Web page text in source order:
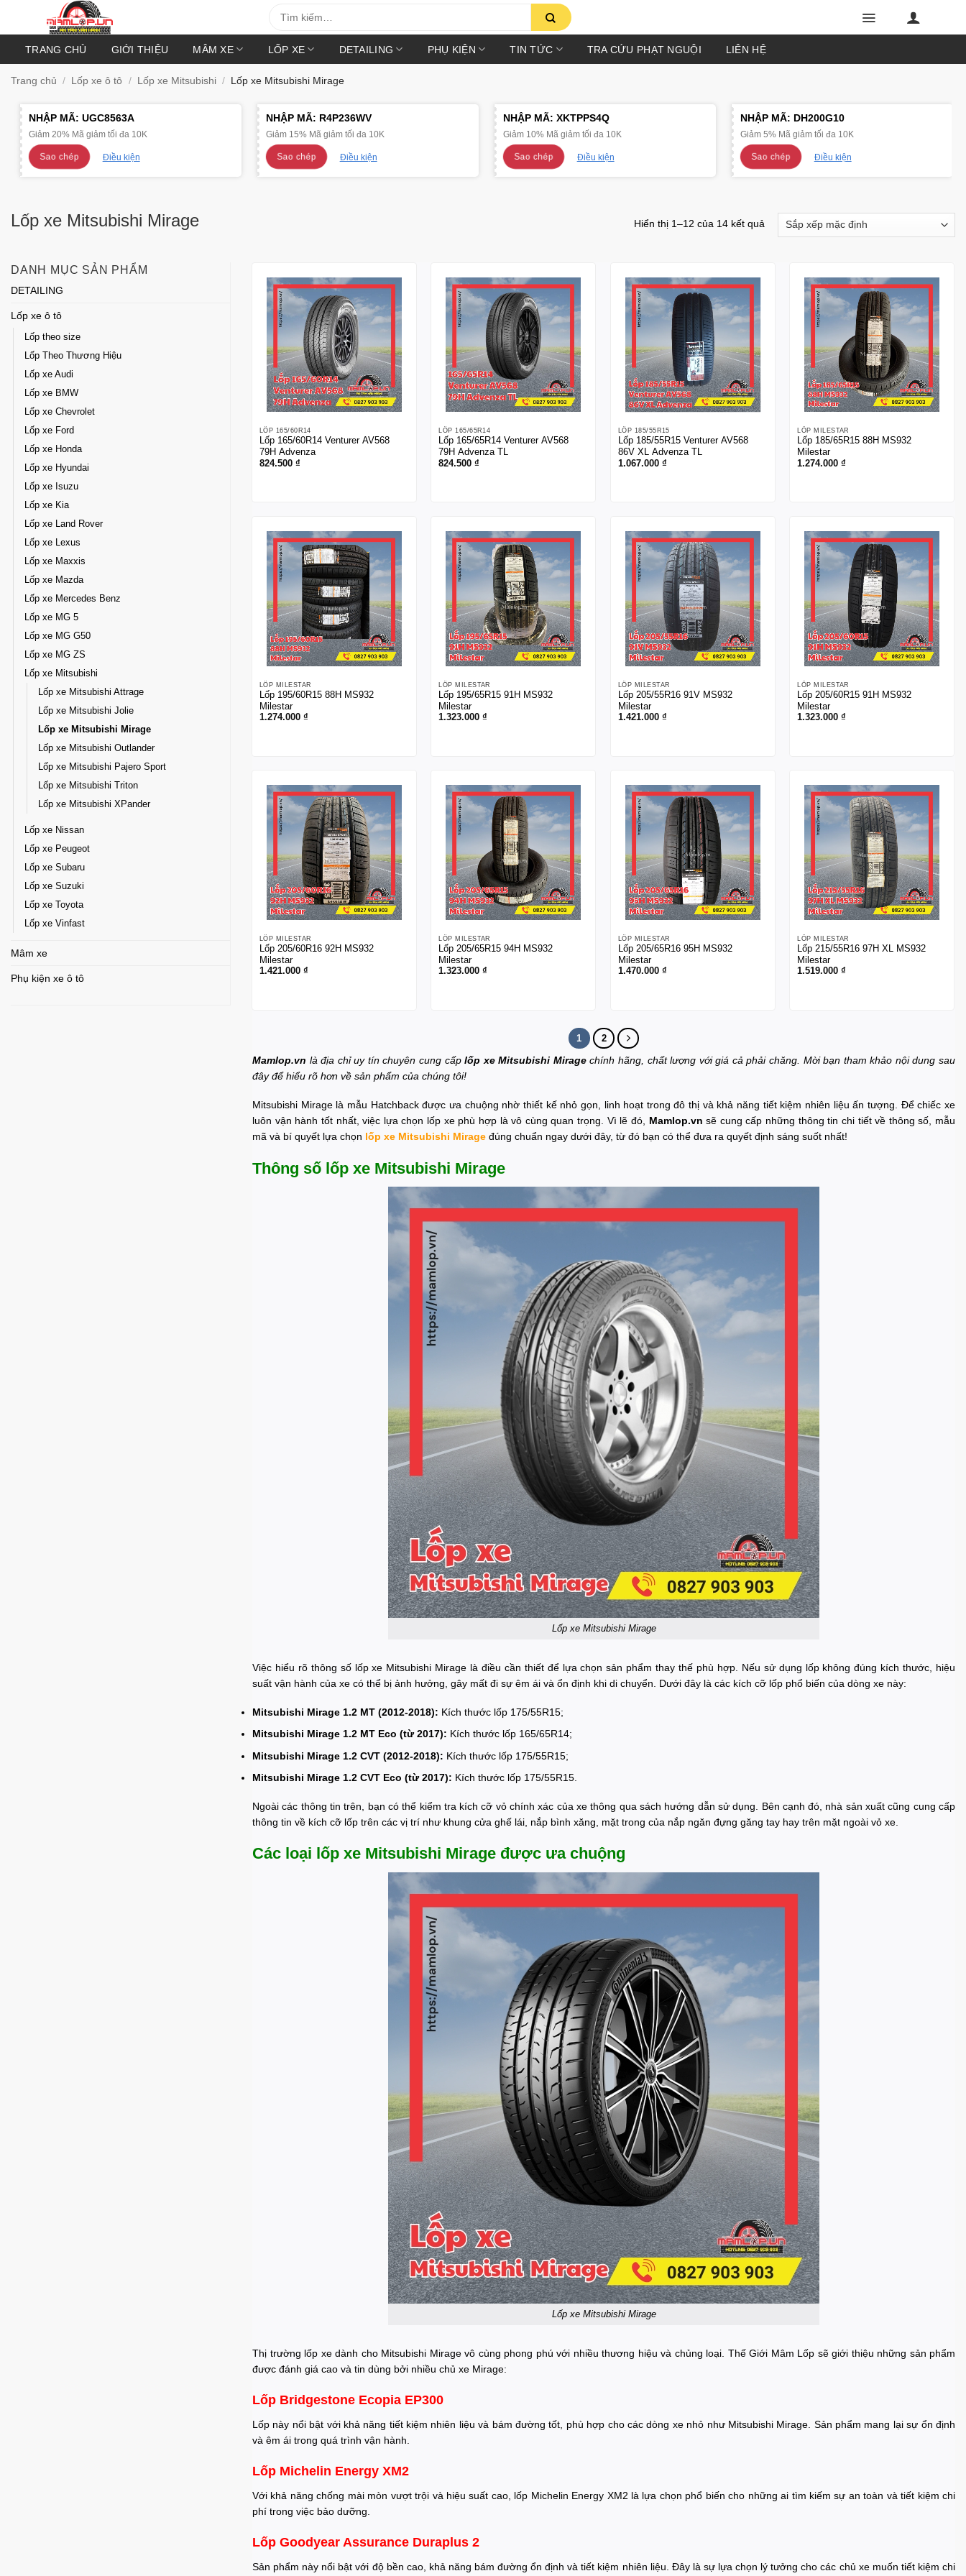
kiếm:
TRANG CHỦ GIỚI THIỆU MÂM XE LỐP XE DETAILING PHỤ KIỆN TIN TỨC TRA CỨU PHẠT NGUỘI LIÊN HỆ
Trang chủ / Lốp xe ô tô / Lốp xe Mitsubishi / Lốp xe Mitsubishi Mirage
NHẬP MÃ: UGC8563A
Giảm 20% Mã giảm tối đa 10K
Sao chép Điều kiện
NHẬP MÃ: R4P236WV
Giảm 15% Mã giảm tối đa 10K
Sao chép Điều kiện
NHẬP MÃ: XKTPPS4Q
Giảm 10% Mã giảm tối đa 10K
Sao chép Điều kiện
NHẬP MÃ: DH200G10
Giảm 5% Mã giảm tối đa 10K
Sao chép Điều kiện
Lốp xe Mitsubishi Mirage Hiển thị 1–12 của 14 kết quả
DANH MỤC SẢN PHẨM
DETAILING
Lốp xe ô tô
Lốp theo size
Lốp Theo Thương Hiệu
Lốp xe Audi
Lốp xe BMW
Lốp xe Chevrolet
Lốp xe Ford
Lốp xe Honda
Lốp xe Hyundai
Lốp xe Isuzu
Lốp xe Kia
Lốp xe Land Rover
Lốp xe Lexus
Lốp xe Maxxis
Lốp xe Mazda
Lốp xe Mercedes Benz
Lốp xe MG 5
Lốp xe MG G50
Lốp xe MG ZS
Lốp xe Mitsubishi
Lốp xe Mitsubishi Attrage
Lốp xe Mitsubishi Jolie
Lốp xe Mitsubishi Mirage
Lốp xe Mitsubishi Outlander
Lốp xe Mitsubishi Pajero Sport
Lốp xe Mitsubishi Triton
Lốp xe Mitsubishi XPander
Lốp xe Nissan
Lốp xe Peugeot
Lốp xe Subaru
Lốp xe Suzuki
Lốp xe Toyota
Lốp xe Vinfast
Mâm xe
Phụ kiện xe ô tô
LỐP 165/60R14
Lốp 165/60R14 Venturer AV568
79H Advenza
824.500 ₫
LỐP 165/65R14
Lốp 165/65R14 Venturer AV568
79H Advenza TL
824.500₫
LỐP 185/55R15
Lốp 185/55R15 Venturer AV568
86V XL Advenza TL
1.067.000 ₫
LỐP MILESTAR
Lốp 185/65R15 88H MS932
Milestar
1.274.000₫
LỐP MILESTAR
Lốp 195/60R15 88H MS932
Milestar
1.274.000 ₫
LỐP MILESTAR
Lốp 195/65R15 91H MS932
Milestar
1.323.000₫
LỐP MILESTAR
Lốp 205/55R16 91V MS932
Milestar
1.421.000 ₫
LỐP MILESTAR
Lốp 205/60R15 91H MS932
Milestar
1.323.000₫
LỐP MILESTAR
Lốp 205/60R16 92H MS932
Milestar
1.421.000 ₫
LỐP MILESTAR
Lốp 205/65R15 94H MS932
Milestar
1.323.000₫
LỐP MILESTAR
Lốp 205/65R16 95H MS932
Milestar
1.470.000 ₫
LỐP MILESTAR
Lốp 215/55R16 97H XL MS932
Milestar
1.519.000₫
1 2
Mamlop.vn là địa chỉ uy tín chuyên cung cấplốp xe Mitsubishi Miragechính hãng, chất lượng với giá cả phải chăng. Mời bạn tham khảo nội dung sau
đây để hiểu rõ hơn về sản phẩm của chúng tôi!
Mitsubishi Mirage là mẫu Hatchback được ưa chuộng nhờ thiết kế nhỏ gọn, linh hoạt trong đô thị và khả năng tiết kiệm nhiên liệu ấn tượng. Để chiếc xe
luôn vận hành tốt nhất, việc lựa chọn lốp xe phù hợp là vô cùng quan trọng. Vì lẽ đó, Mamlop.vnsẽ cung cấp những thông tin chi tiết về thông số, mẫu
mã và bí quyết lựa chọn lốp xe Mitsubishi Mirage đúng chuẩn ngay dưới đây, từ đó bạn có thể đưa ra quyết định sáng suốt nhất!
Thông số lốp xe Mitsubishi Mirage
Lốp xe Mitsubishi Mirage
Việc hiểu rõ thông số lốp xe Mitsubishi Mirage là điều cần thiết để lựa chọn sản phẩm thay thế phù hợp. Nếu sử dụng lốp không đúng kích thước, hiệu
suất vận hành của xe có thể bị ảnh hưởng, gây mất đi sự êm ái và ổn định khi di chuyển. Dưới đây là các kích cỡ lốp phổ biến của dòng xe này:
Mitsubishi Mirage 1.2 MT (2012-2018): Kích thước lốp 175/55R15;
Mitsubishi Mirage 1.2 MT Eco (từ 2017): Kích thước lốp 165/65R14;
Mitsubishi Mirage 1.2 CVT (2012-2018): Kích thước lốp 175/55R15;
Mitsubishi Mirage 1.2 CVT Eco (từ 2017): Kích thước lốp 175/55R15.
Ngoài các thông tin trên, bạn có thể kiểm tra kích cỡ vỏ chính xác của xe thông qua sách hướng dẫn sử dụng. Bên cạnh đó, nhà sản xuất cũng cung cấp
thông tin về kích cỡ lốp trên các vị trí như khung cửa ghế lái, nắp bình xăng, mặt trong của nắp ngăn đựng găng tay hay trên mặt ngoài vỏ xe.
Các loại lốp xe Mitsubishi Mirage được ưa chuộng
Lốp xe Mitsubishi Mirage
Thị trường lốp xe dành cho Mitsubishi Mirage vô cùng phong phú với nhiều thương hiệu và chủng loại. Thế Giới Mâm Lốp sẽ giới thiệu những sản phẩm
được đánh giá cao và tin dùng bởi nhiều chủ xe Mirage:
Lốp Bridgestone Ecopia EP300
Lốp này nổi bật với khả năng tiết kiệm nhiên liệu và bám đường tốt, phù hợp cho các dòng xe nhỏ như Mitsubishi Mirage. Sản phẩm mang lại sự ổn định
và êm ái trong quá trình vận hành.
Lốp Michelin Energy XM2
Với khả năng chống mài mòn vượt trội và hiệu suất cao, lốp Michelin Energy XM2 là lựa chọn phổ biến cho những ai tìm kiếm sự an toàn và tiết kiệm chi
phí trong việc bảo dưỡng.
Lốp Goodyear Assurance Duraplus 2
Sản phẩm này nổi bật với độ bền cao, khả năng bám đường ổn định và tiết kiệm nhiên liệu. Đây là sự lựa chọn lý tưởng cho các chủ xe muốn tiết kiệm chi